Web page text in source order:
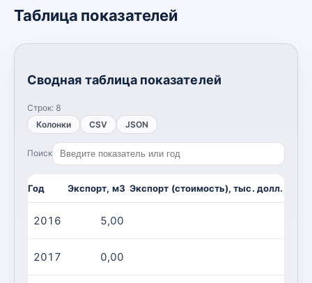
Таблица показателей
Сводная таблица показателей
Строк: 8
Колонки
CSV JSON
Поиск
Год Экспорт, м3 Экспорт (стоимость), тыс. долл. США
2016 5,00
2017 0,00